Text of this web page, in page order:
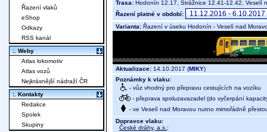
Trasa: Hodonín 12.17, Strážnice 12.41-12.42,
Řazení platné v období:
Varianta: Řazení v úseku Hodonín - Veselí nad
Aktualizace: 14.10.2017 (MIKY)
Poznámky k vlaku:
- vůz vhodný pro přepravu cestujících na vozíku
- přeprava spoluzavazadel (do vyčerpání
- ve Veselí nad Moravou nutno mimořádně
Dopravce vlaku:
České dráhy, a.s. ;
Řazení vlaků
eShop
Odkazy
RSS kanál
:. Weby
Atlas lokomotiv
Atlas vozů
Nejkrásnější nádraží ČR
:. Kontakty
Redakce
Spolek
Skupiny